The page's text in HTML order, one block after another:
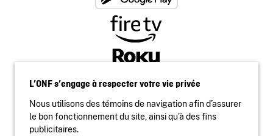
L’ONF s’engage à respecter votre vie privée
Nous utilisons des témoins de navigation afin d’assurer
le bon fonctionnement du site, ainsi qu’à des fins
publicitaires.